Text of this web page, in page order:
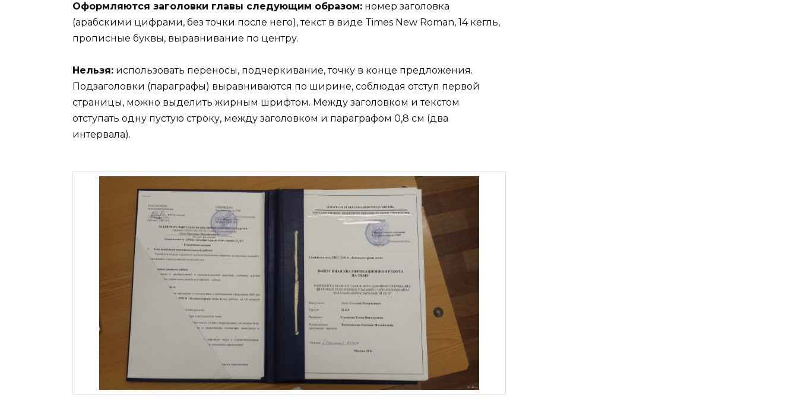
Оформляются заголовки главы следующим образом: номер заголовка
(арабскими цифрами, без точки после него), текст в виде Times New Roman, 14 кегль,
прописные буквы, выравнивание по центру.
Нельзя: использовать переносы, подчеркивание, точку в конце предложения.
Подзаголовки (параграфы) выравниваются по ширине, соблюдая отступ первой
страницы, можно выделить жирным шрифтом. Между заголовком и текстом
отступать одну пустую строку, между заголовком и параграфом 0,8 см (два
интервала).